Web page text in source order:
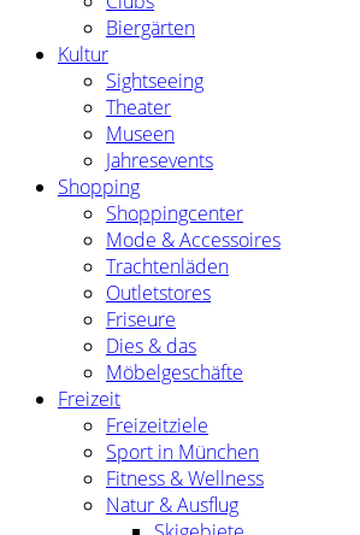
Biergärten
Kultur
Sightseeing
Theater
Museen
Jahresevents
Shopping
Shoppingcenter
Mode & Accessoires
Trachtenläden
Outletstores
Friseure
Dies & das
Möbelgeschäfte
Freizeit
Freizeitziele
Sport in München
Fitness & Wellness
Natur & Ausflug